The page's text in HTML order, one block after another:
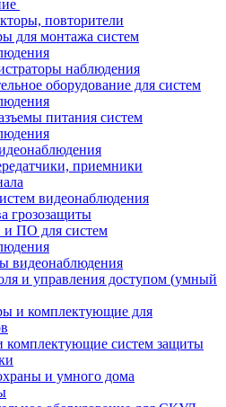
повторители
для монтажа систем
наблюдения
оборудование для систем
питания систем
приемники
видеонаблюдения
грозозащиты
и ПО для систем
видеонаблюдения
и управления доступом (умный
и комплектующие для
комплектующие систем защиты
и умного дома